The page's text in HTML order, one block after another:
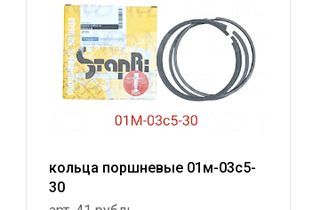
кольца поршневые 01м-03с5-
30